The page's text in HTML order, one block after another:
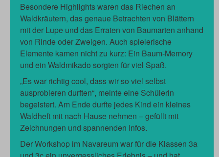
Besondere Highlights waren das Riechen an
Waldkräutern, das genaue Betrachten von Blättern
mit der Lupe und das Erraten von Baumarten anhand
von Rinde oder Zweigen. Auch spielerische
Elemente kamen nicht zu kurz: Ein Baum-Memory
und ein Waldmikado sorgten für viel Spaß.
„Es war richtig cool, dass wir so viel selbst
ausprobieren durften“, meinte eine Schülerin
begeistert. Am Ende durfte jedes Kind ein kleines
Waldheft mit nach Hause nehmen – gefüllt mit
Zeichnungen und spannenden Infos.
Der Workshop im Navareum war für die Klassen 3a